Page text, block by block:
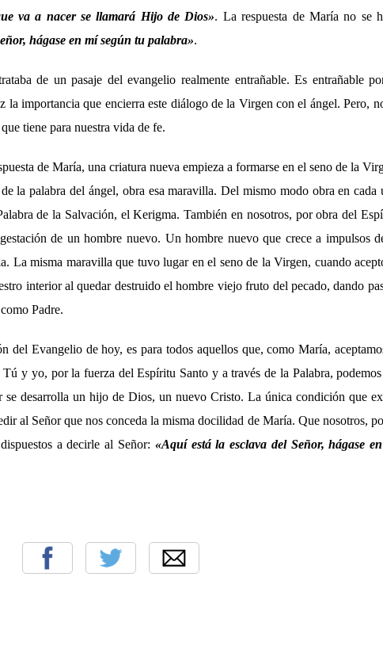
va a nacer se llamará Hijo de Dios». La respuesta de María no se
hágase en mí según tu palabra».
de un pasaje del evangelio realmente entrañable. Es entrañable
la importancia que encierra este diálogo de la Virgen con el ángel. Pero,
tiene para nuestra vida de fe.
de María, una criatura nueva empieza a formarse en el seno de la
la palabra del ángel, obra esa maravilla. Del mismo modo obra en cada
de la Salvación, el Kerigma. También en nosotros, por obra del
de un hombre nuevo. Un hombre nuevo que crece a impulsos
La misma maravilla que tuvo lugar en el seno de la Virgen, cuando
interior al quedar destruido el hombre viejo fruto del pecado, dando
Padre.
del Evangelio de hoy, es para todos aquellos que, como María,
y yo, por la fuerza del Espíritu Santo y a través de la Palabra, podemos
se desarrolla un hijo de Dios, un nuevo Cristo. La única condición que
al Señor que nos conceda la misma docilidad de María. Que nosotros,
a decirle al Señor: «Aquí está la esclava del Señor, hágase